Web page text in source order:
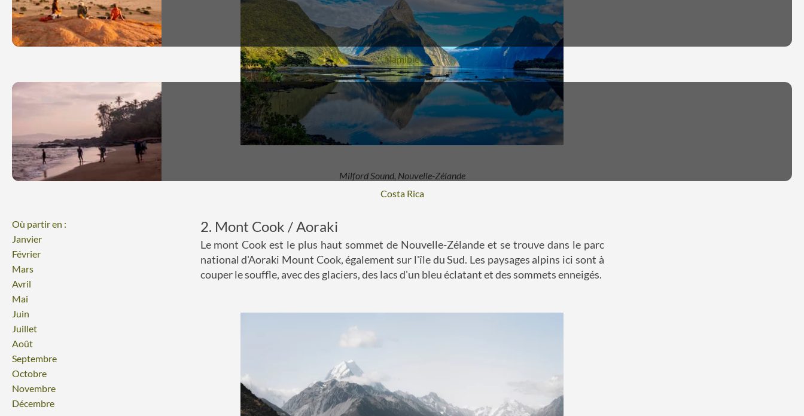
Voyage
Namibie
Voyage
Costa Rica
Où partir en :
Janvier
Février
Mars
Avril
Mai
Juin
Juillet
Août
Septembre
Octobre
Novembre
Décembre
Milford Sound, Nouvelle-Zélande
2. Mont Cook / Aoraki
Le mont Cook est le plus haut sommet de Nouvelle-Zélande et se trouve dans le parc
national d'Aoraki Mount Cook, également sur l'île du Sud. Les paysages alpins ici sont à
couper le souffle, avec des glaciers, des lacs d'un bleu éclatant et des sommets enneigés.